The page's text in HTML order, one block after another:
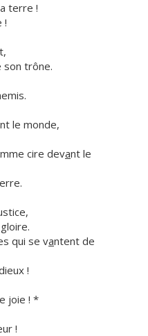
terre !
!
son trône.
le monde,
cire devant le
qui se vantent de
!
joie ! *
!